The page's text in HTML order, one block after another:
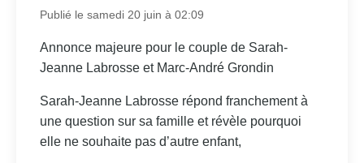
Publié le samedi 20 juin à 02:09
Annonce majeure pour le couple de Sarah-
Jeanne Labrosse et Marc-André Grondin
Sarah-Jeanne Labrosse répond franchement à
une question sur sa famille et révèle pourquoi
elle ne souhaite pas d’autre enfant,